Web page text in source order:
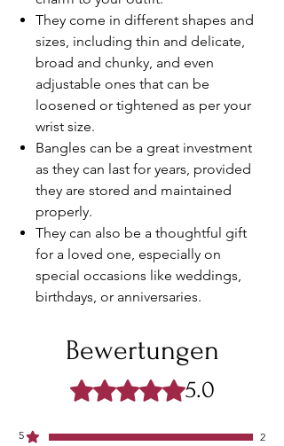
They come in different shapes and
sizes, including thin and delicate,
broad and chunky, and even
adjustable ones that can be
loosened or tightened as per your
wrist size.
Bangles can be a great investment
as they can last for years, provided
they are stored and maintained
properly.
They can also be a thoughtful gift
for a loved one, especially on
special occasions like weddings,
birthdays, or anniversaries.
Bewertungen
Mit 5 von 5 Sternen bewertet.
5.0
5
2